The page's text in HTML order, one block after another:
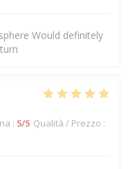
Would definitely
: 5/5 Qualità / Prezzo :